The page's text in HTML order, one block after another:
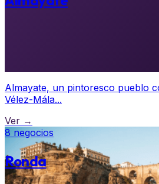
Almayate, un pintoresco pueblo
Vélez-Mála...
Ver →
8 negocios
Ronda